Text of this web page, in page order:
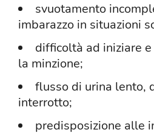
svuotamento
imbarazzo in situazioni
difficoltà ad iniziare
la minzione;
flusso di urina lento,
interrotto;
predisposizione alle